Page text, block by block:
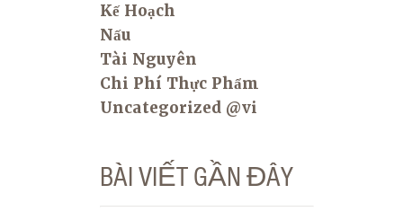
Kế Hoạch
Nấu
Tài Nguyên
Chi Phí Thực Phẩm
Uncategorized @vi
BÀI VIẾT GẦN ĐÂY